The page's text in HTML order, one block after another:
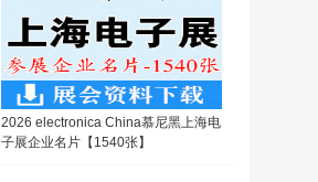
2026 electronica China慕尼黑上海电
子展企业名片【1540张】